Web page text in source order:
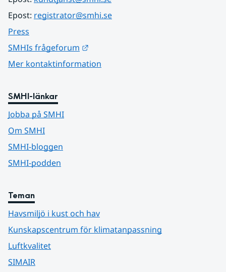
Epost: registrator@smhi.se
Press
SMHIs frågeforum
Mer kontaktinformation
SMHI-länkar
Jobba på SMHI
Om SMHI
SMHI-bloggen
SMHI-podden
Teman
Havsmiljö i kust och hav
Kunskapscentrum för klimatanpassning
Luftkvalitet
SIMAIR